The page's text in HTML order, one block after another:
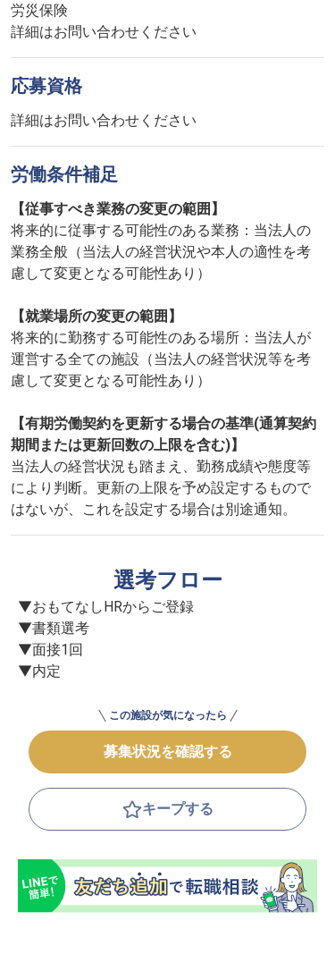
労災保険
詳細はお問い合わせください
応募資格
詳細はお問い合わせください
労働条件補足
【従事すべき業務の変更の範囲】
将来的に従事する可能性のある業務：当法人の
業務全般（当法人の経営状況や本人の適性を考
慮して変更となる可能性あり）
【就業場所の変更の範囲】
将来的に勤務する可能性のある場所：当法人が
運営する全ての施設（当法人の経営状況等を考
慮して変更となる可能性あり）
【有期労働契約を更新する場合の基準(通算契約
期間または更新回数の上限を含む)】
当法人の経営状況も踏まえ、勤務成績や態度等
により判断。更新の上限を予め設定するもので
はないが、これを設定する場合は別途通知。
選考フロー
▼おもてなしHRからご登録
▼書類選考
▼面接1回
▼内定
この施設が気になったら
募集状況を確認する
キープする